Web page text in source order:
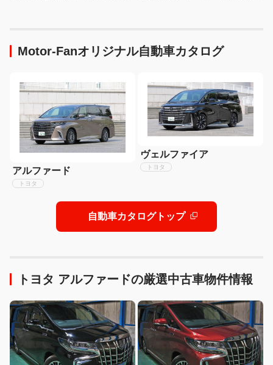
Motor-Fanオリジナル自動車カタログ
アルファード
トヨタ
ヴェルファイア
トヨタ
自動車カタログトップ
トヨタ アルファードの厳選中古車物件情報